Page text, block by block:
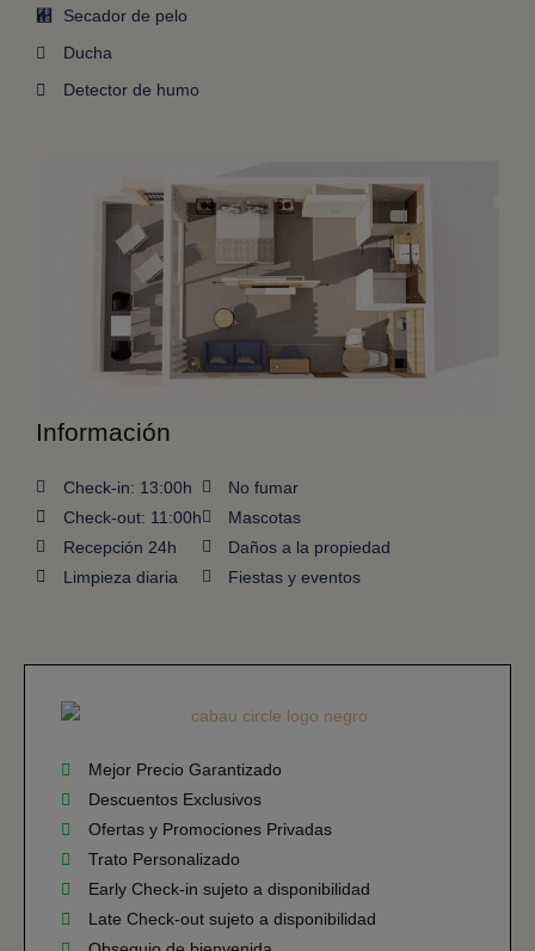
Secador de pelo
Ducha
Detector de humo
Información
Check-in: 13:00h
Check-out: 11:00h
Recepción 24h
Limpieza diaria
No fumar
Mascotas
Daños a la propiedad
Fiestas y eventos
Mejor Precio Garantizado
Descuentos Exclusivos
Ofertas y Promociones Privadas
Trato Personalizado
Early Check-in sujeto a disponibilidad
Late Check-out sujeto a disponibilidad